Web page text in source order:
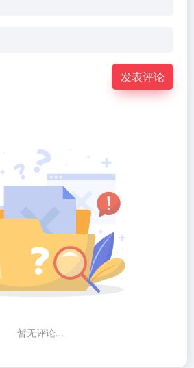
发表评论
暂无评论...